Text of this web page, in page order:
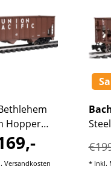
Hopper
Versandkosten * Inkl.